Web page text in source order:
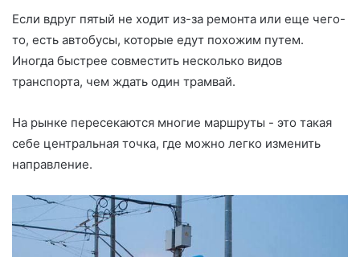
Если вдруг пятый не ходит из-за ремонта или еще чего-
то, есть автобусы, которые едут похожим путем.
Иногда быстрее совместить несколько видов
транспорта, чем ждать один трамвай.
На рынке пересекаются многие маршруты - это такая
себе центральная точка, где можно легко изменить
направление.